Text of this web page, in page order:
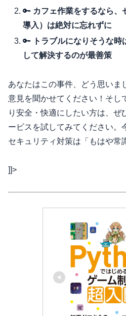
🔑 カフェ作業をするなら、
導入）は絶対に忘れずに
🔑
トラブルになりそうな
して解決するのが最善策
あなたはこの事件、どう思いま
意見を聞かせてください！そし
り安全・快適にしたい方は、ぜ
ービスを試してみてください。
セキュリティ対策は「もはや常
]]>